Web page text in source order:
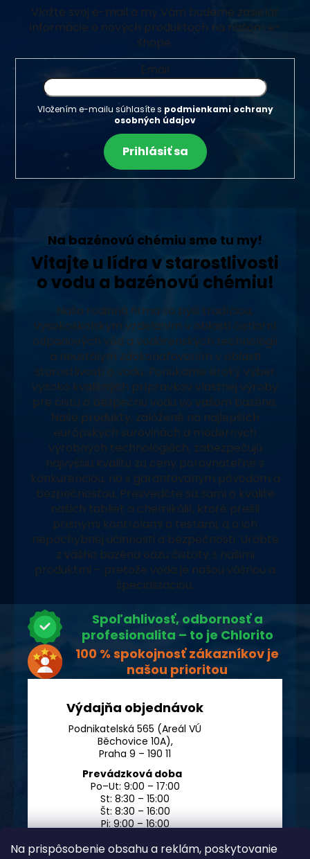
Na prispôsobenie obsahu a reklám, poskytovanie
Vložte svoj e-mail a my Vám budeme zasielať
informácie o nových produktoch na našom e-
shope.
Email
Vložením e-mailu súhlasíte s podmienkami ochrany
osobných údajov
Prihlásiť sa
Na bazénovú chémiu sme tu my!
Vitajte u lídra v starostlivosti
o vodu a bazénovú chémiu!
Naša rodinná firma sa pýši tradíciou,
vysokoškolským vzdelaním v oblasti čistiarní
odpadových vôd a vodárenských technológií
a neustálym zdokonaľovaním v oblasti
starostlivosti o vodu. Ponúkame široký výber
vysoko kvalitných prípravkov vlastnej výroby
pre čistú a bezpečnú vodu vo vašom bazéne.
Naše produkty, založené na najlepších
európskych surovinách a moderných
výrobných technológiách, zabezpečujú
najvyššiu kvalitu za ceny porovnateľné s
konkurenciou, no s garantovaným pôvodom a
bezpečnosťou. Presvedčte sa sami o kvalite
našich tabliet a chemikálií, ktoré prešli
prísnymi kontrolami a testami, a o ich
nepochybnej účinnosti a bezpečnosti. Urobte
z vášho bazéna oázu čistoty s našimi
produktmi – pretože voda je našou vášňou a
špecializáciou.
Spoľahlivosť, odbornosť a
profesionalita – to je Chlorito
100 % spokojnosť zákazníkov je
našou prioritou
Výdajňa objednávok
Podnikatelská 565 (Areál VÚ
Běchovice 10A),
Praha 9 – 190 11
Prevádzková doba
Po–Ut: 9:00 – 17:00
St: 8:30 – 15:00
Št: 8:30 – 16:00
Pi: 9:00 – 16:00